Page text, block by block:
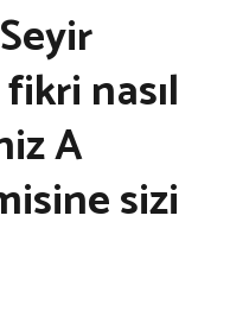
nasıl
A
sizi